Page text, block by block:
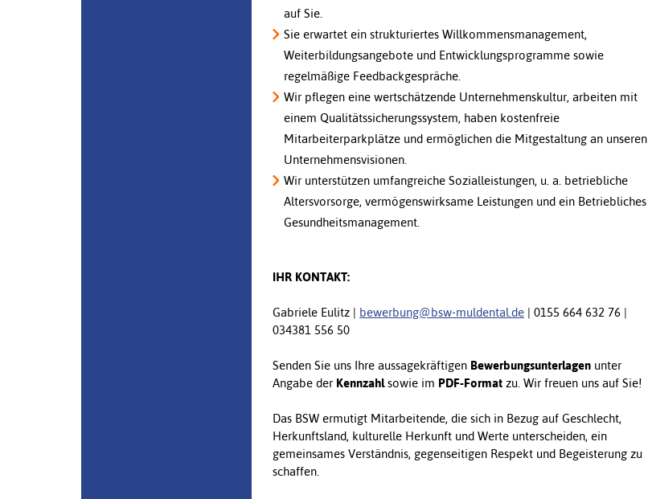
auf Sie.
Sie erwartet ein strukturiertes Willkommensmanagement,
Weiterbildungsangebote und Entwicklungsprogramme sowie
regelmäßige Feedbackgespräche.
Wir pflegen eine wertschätzende Unternehmenskultur, arbeiten mit
einem Qualitätssicherungssystem, haben kostenfreie
Mitarbeiterparkplätze und ermöglichen die Mitgestaltung an unseren
Unternehmensvisionen.
Wir unterstützen umfangreiche Sozialleistungen, u. a. betriebliche
Altersvorsorge, vermögenswirksame Leistungen und ein Betriebliches
Gesundheitsmanagement.
IHR KONTAKT:
Gabriele Eulitz | bewerbung@bsw-muldental.de | 0155 664 632 76 |
034381 556 50
Senden Sie uns Ihre aussagekräftigen Bewerbungsunterlagen unter
Angabe der Kennzahlsowie im PDF-Format zu. Wir freuen uns auf Sie!
Das BSW ermutigt Mitarbeitende, die sich in Bezug auf Geschlecht,
Herkunftsland, kulturelle Herkunft und Werte unterscheiden, ein
gemeinsames Verständnis, gegenseitigen Respekt und Begeisterung zu
schaffen.